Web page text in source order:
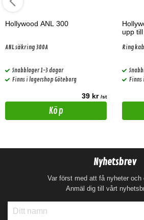
Hollywood ANL 300
ANL säkring 300A
Snabblager 1-3 dagar
Finns i lagershop Göteborg
39 kr /st
Köp
upp
Ring
Finns
Nyhetsbrev
Var först med att få nyheter och
Anmäl dig till vårt